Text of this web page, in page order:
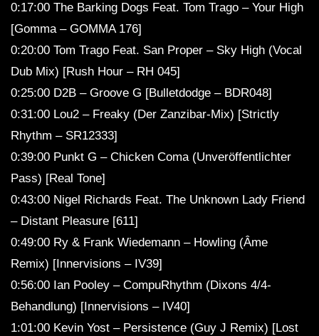
0:17:00 The Barking Dogs Feat. Tom Trago – Your High
[Gomma – GOMMA 176]
0:20:00 Tom Trago Feat. San Proper – Sky High (Vocal
Dub Mix) [Rush Hour – RH 045]
0:25:00 D2B – Groove G [Bulletdodge – BDR048]
0:31:00 Lou2 – Freaky (Der Zanzibar-Mix) [Strictly
Rhythm – SR12333]
0:39:00 Punkt G – Chicken Coma (Unveröffentlichter
Pass) [Real Tone]
0:43:00 Nigel Richards Feat. The Unknown Lady Friend
– Distant Pleasure [611]
0:49:00 Ry & Frank Wiedemann – Howling (Âme
Remix) [Innervisions – IV39]
0:56:00 Ian Pooley – CompuRhythm (Dixons 4/4-
Behandlung) [Innervisions – IV40]
1:01:00 Kevin Yost – Persistence (Guy J Remix) [Lost